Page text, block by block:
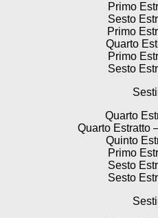
Primo
Sesto
Primo
Quarto
Primo
Sesto
Quarto
Quarto Estratto
Quinto
Primo
Sesto
Sesto